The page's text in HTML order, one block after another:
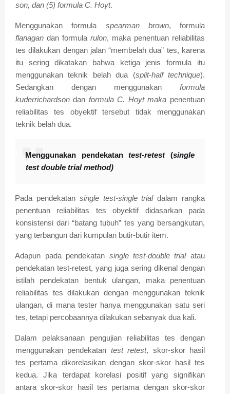
son, dan (5) formula C. Hoyt.
Menggunakan formula spearman brown, formula
flanagan dan formula rulon, maka penentuan reliabilitas
tes dilakukan dengan jalan “membelah dua” tes, karena
itu sering dikatakan bahwa ketiga jenis formula itu
menggunakan teknik belah dua (split-half technique).
Sedangkan dengan menggunakan formula
kuderrichardson dan formula C. Hoyt maka penentuan
reliabilitas tes obyektif tersebut tidak menggunakan
teknik belah dua.
Menggunakan pendekatantest-retest(single
test double trial method)
Pada pendekatan single test-single trialdalam rangka
penentuan reliabilitas tes obyektif didasarkan pada
konsistensi dari “batang tubuh” tes yang bersangkutan,
yang terbangun dari kumpulan butir-butir item.
Adapun pada pendekatan single test-double trial atau
pendekatan test-retest, yang juga sering dikenal dengan
istilah pendekatan bentuk ulangan, maka penentuan
reliabilitas tes dilakukan dengan menggunakan teknik
ulangan, di mana tester hanya menggunakan satu seri
tes, tetapi percobaannya dilakukan sebanyak dua kali.
Dalam pelaksanaan pengujian reliabilitas tes dengan
menggunakan pendekatan test retest, skor-skor hasil
tes pertama dikorelasikan dengan skor-skor hasil tes
kedua. Jika terdapat korelasi positif yang signifikan
antara skor-skor hasil tes pertama dengan skor-skor